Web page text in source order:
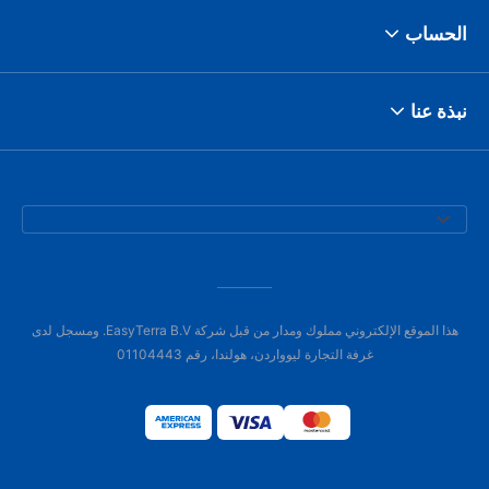
الحساب
نبذة عنا
هذا الموقع الإلكتروني مملوك ومدار من قبل شركة EasyTerra B.V. ومسجل لدى
غرفة التجارة ليوواردن، هولندا، رقم 01104443